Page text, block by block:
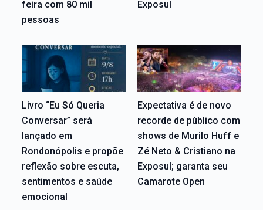
feira com 80 mil
pessoas
Exposul
Livro “Eu Só Queria
Conversar” será
lançado em
Rondonópolis e propõe
reflexão sobre escuta,
sentimentos e saúde
emocional
Expectativa é de novo
recorde de público com
shows de Murilo Huff e
Zé Neto & Cristiano na
Exposul; garanta seu
Camarote Open